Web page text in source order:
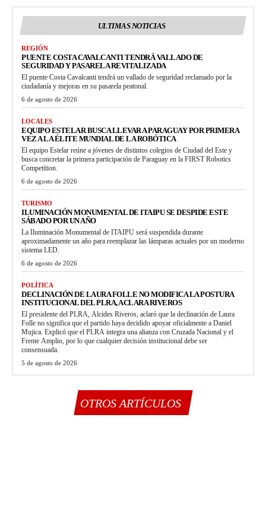
ULTIMAS NOTICIAS
REGIÓN
PUENTE COSTA CAVALCANTI TENDRÁ VALLADO DE
SEGURIDAD Y PASARELA REVITALIZADA
El puente Costa Cavalcanti tendrá un vallado de seguridad reclamado por la
ciudadanía y mejoras en su pasarela peatonal.
6 de agosto de 2026
LOCALES
EQUIPO ESTELAR BUSCA LLEVAR A PARAGUAY POR PRIMERA
VEZ A LA ÉLITE MUNDIAL DE LA ROBÓTICA
El equipo Estelar reúne a jóvenes de distintos colegios de Ciudad del Este y
busca concretar la primera participación de Paraguay en la FIRST Robotics
Competition.
6 de agosto de 2026
TURISMO
ILUMINACIÓN MONUMENTAL DE ITAIPU SE DESPIDE ESTE
SÁBADO POR UN AÑO
La Iluminación Monumental de ITAIPU será suspendida durante
aproximadamente un año para reemplazar las lámparas actuales por un moderno
sistema LED.
6 de agosto de 2026
POLÍTICA
DECLINACIÓN DE LAURA FOLLE NO MODIFICA LA POSTURA
INSTITUCIONAL DEL PLRA, ACLARA RIVEROS
El presidente del PLRA, Alcides Riveros, aclaró que la declinación de Laura
Folle no significa que el partido haya decidido apoyar oficialmente a Daniel
Mujica. Explicó que el PLRA integra una alianza con Cruzada Nacional y el
Frente Amplio, por lo que cualquier decisión institucional debe ser
consensuada.
5 de agosto de 2026
OTROS ARTÍCULOS